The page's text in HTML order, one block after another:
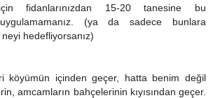
fidanlarınızdan 15-20 tanesine bu
(ya da sadece bunlara
hedefliyorsanız)
köyümün içinden geçer, hatta benim değil
amcamların bahçelerinin kıyısından geçer.